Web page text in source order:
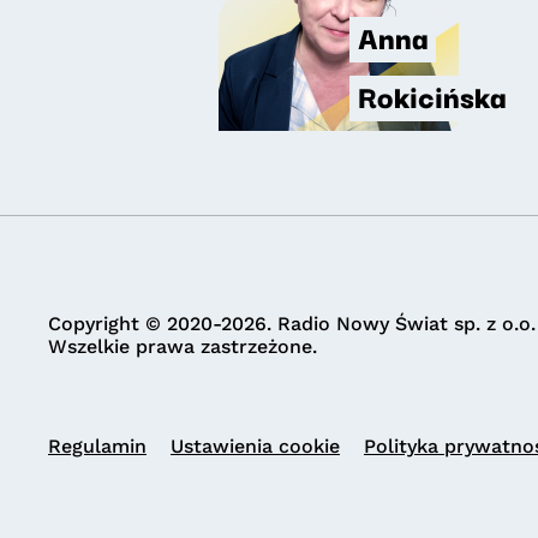
Anna
Rokicińska
Copyright © 2020-2026. Radio Nowy Świat sp. z o.o.
Wszelkie prawa zastrzeżone.
Regulamin Ustawienia cookie Polityka